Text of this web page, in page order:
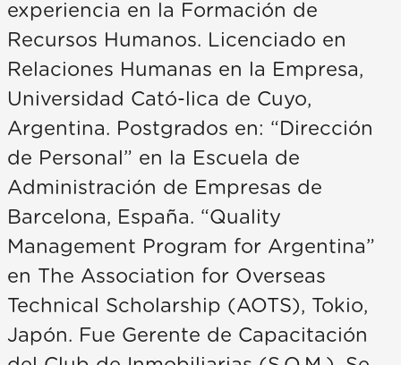
experiencia en la Formación de
Recursos Humanos. Licenciado en
Relaciones Humanas en la Empresa,
Universidad Cató-lica de Cuyo,
Argentina. Postgrados en: “Dirección
de Personal” en la Escuela de
Administración de Empresas de
Barcelona, España. “Quality
Management Program for Argentina”
en The Association for Overseas
Technical Scholarship (AOTS), Tokio,
Japón. Fue Gerente de Capacitación